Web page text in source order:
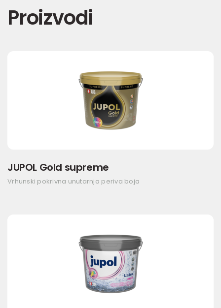
Proizvodi
JUPOL Gold supreme
Vrhunski pokrivna unutarnja periva boja